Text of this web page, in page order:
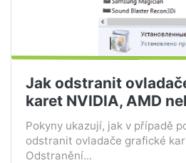
Jak odstranit
karet NVIDIA, AMD
Pokyny ukazují, jak v případě
odstranit ovladače grafické
Odstranění...